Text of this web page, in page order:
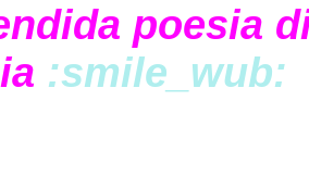
poesia
:smile_wub: